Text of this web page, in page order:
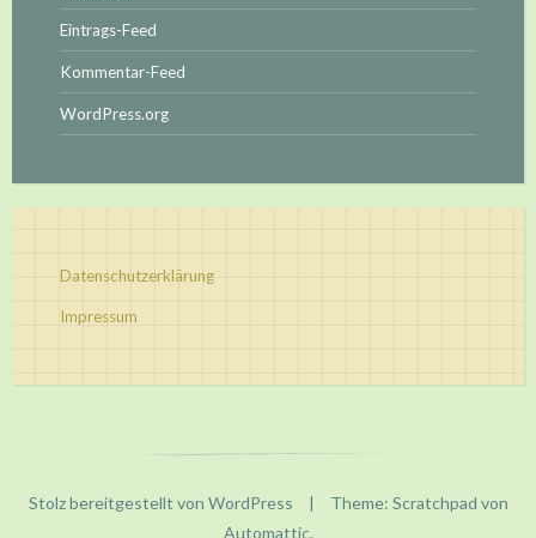
Eintrags-Feed
Kommentar-Feed
WordPress.org
Datenschutzerklärung
Impressum
Stolz bereitgestellt von WordPress |
Theme: Scratchpad von
Automattic.